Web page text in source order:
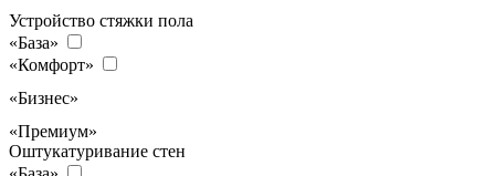
Устройство стяжки пола
«База»
«Комфорт»
«Бизнес»
«Премиум»
Оштукатуривание стен